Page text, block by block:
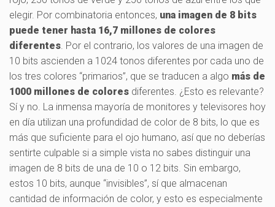
elegir. Por combinatoria entonces, una imagen de 8 bits
puede tener hasta 16,7 millones de colores
diferentes. Por el contrario, los valores de una imagen de
10 bits ascienden a 1024 tonos diferentes por cada uno de
los tres colores “primarios”, que se traducen a algo más de
1000 millones de colores diferentes. ¿Esto es relevante?
Sí y no. La inmensa mayoría de monitores y televisores hoy
en día utilizan una profundidad de color de 8 bits, lo que es
más que suficiente para el ojo humano, así que no deberías
sentirte culpable si a simple vista no sabes distinguir una
imagen de 8 bits de una de 10 o 12 bits. Sin embargo,
estos 10 bits, aunque “invisibles”, sí que almacenan
cantidad de información de color, y esto es especialmente